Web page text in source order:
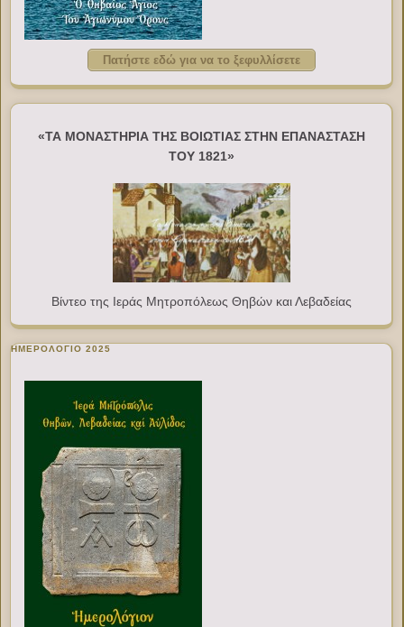
Πατήστε εδώ για να το ξεφυλλίσετε
«ΤΑ ΜΟΝΑΣΤΗΡΙΑ ΤΗΣ ΒΟΙΩΤΙΑΣ ΣΤΗΝ ΕΠΑΝΑΣΤΑΣΗ
ΤΟΥ 1821»
Βίντεο της Ιεράς Μητροπόλεως Θηβών και Λεβαδείας
ΗΜΕΡΟΛΟΓΙΟ 2025